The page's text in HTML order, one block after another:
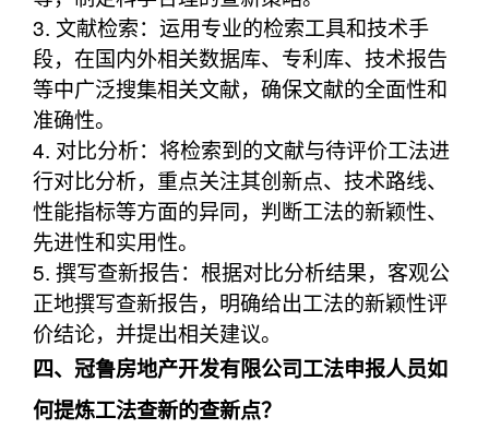
3. 文献检索：运用专业的检索工具和技术手
段，在国内外相关数据库、专利库、技术报告
等中广泛搜集相关文献，确保文献的全面性和
准确性。
4. 对比分析：将检索到的文献与待评价工法进
行对比分析，重点关注其创新点、技术路线、
性能指标等方面的异同，判断工法的新颖性、
先进性和实用性。
5. 撰写查新报告：根据对比分析结果，客观公
正地撰写查新报告，明确给出工法的新颖性评
价结论，并提出相关建议。
四、冠鲁房地产开发有限公司工法申报人员如
何提炼工法查新的查新点？